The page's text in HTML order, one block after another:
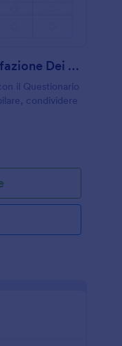
Questionario Sulla Soddisfazione Dei Clienti
il Questionario
condividere